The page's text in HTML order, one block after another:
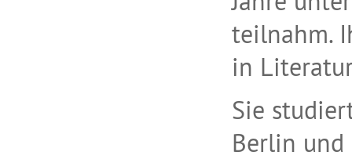
teilnahm.
in
Sie
Berlin und